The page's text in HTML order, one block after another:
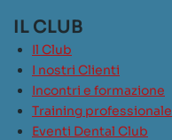
IL CLUB
Il Club
I nostri Clienti
Incontri e formazione
Training professionale
Eventi Dental Club